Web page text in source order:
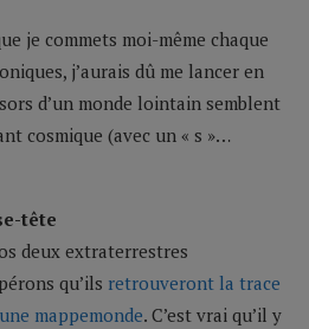
je commets moi-même chaque
j’aurais dû me lancer en
d’un monde lointain semblent
cosmique (avec un « s »…
tête
deux extraterrestres
qu’ils retrouveront la trace
mappemonde. C’est vrai qu’il y